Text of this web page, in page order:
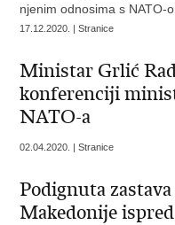
njenim odnosima s NATO-
17.12.2020. | Stranice
Ministar Grlić
konferenciji
NATO-a
02.04.2020. | Stranice
Podignuta
Makedonije